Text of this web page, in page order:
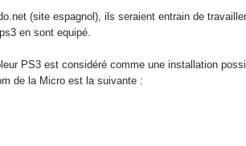
(site espagnol), ils seraient entrain de
en sont equipé.
PS3 est considéré comme une installation
de la Micro est la suivante :